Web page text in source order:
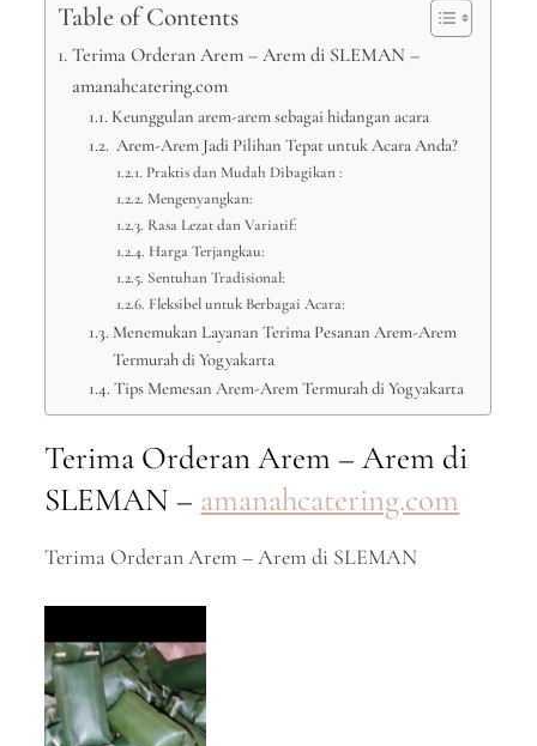
Table of Contents
Terima Orderan Arem – Arem di SLEMAN –
amanahcatering.com
Keunggulan arem-arem sebagai hidangan acara
Arem-Arem Jadi Pilihan Tepat untuk Acara Anda?
Praktis dan Mudah Dibagikan :
Mengenyangkan:
Rasa Lezat dan Variatif:
Harga Terjangkau:
Sentuhan Tradisional:
Fleksibel untuk Berbagai Acara:
Menemukan Layanan Terima Pesanan Arem-Arem
Termurah di Yogyakarta
Tips Memesan Arem-Arem Termurah di Yogyakarta
Terima Orderan Arem – Arem di
SLEMAN – amanahcatering.com
Terima Orderan Arem – Arem di SLEMAN